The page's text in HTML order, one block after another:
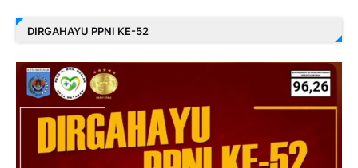
DIRGAHAYU PPNI KE-52